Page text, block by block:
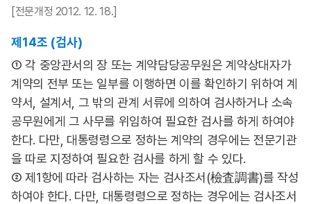
[전문개정 2012. 12. 18.]
제14조 (검사)
① 각 중앙관서의 장 또는 계약담당공무원은 계약상대자가
계약의 전부 또는 일부를 이행하면 이를 확인하기 위하여 계
약서, 설계서, 그 밖의 관계 서류에 의하여 검사하거나 소속
공무원에게 그 사무를 위임하여 필요한 검사를 하게 하여야
한다. 다만, 대통령령으로 정하는 계약의 경우에는 전문기관
을 따로 지정하여 필요한 검사를 하게 할 수 있다.
② 제1항에 따라 검사하는 자는 검사조서(檢査調書)를 작성
하여야 한다. 다만, 대통령령으로 정하는 경우에는 검사조서